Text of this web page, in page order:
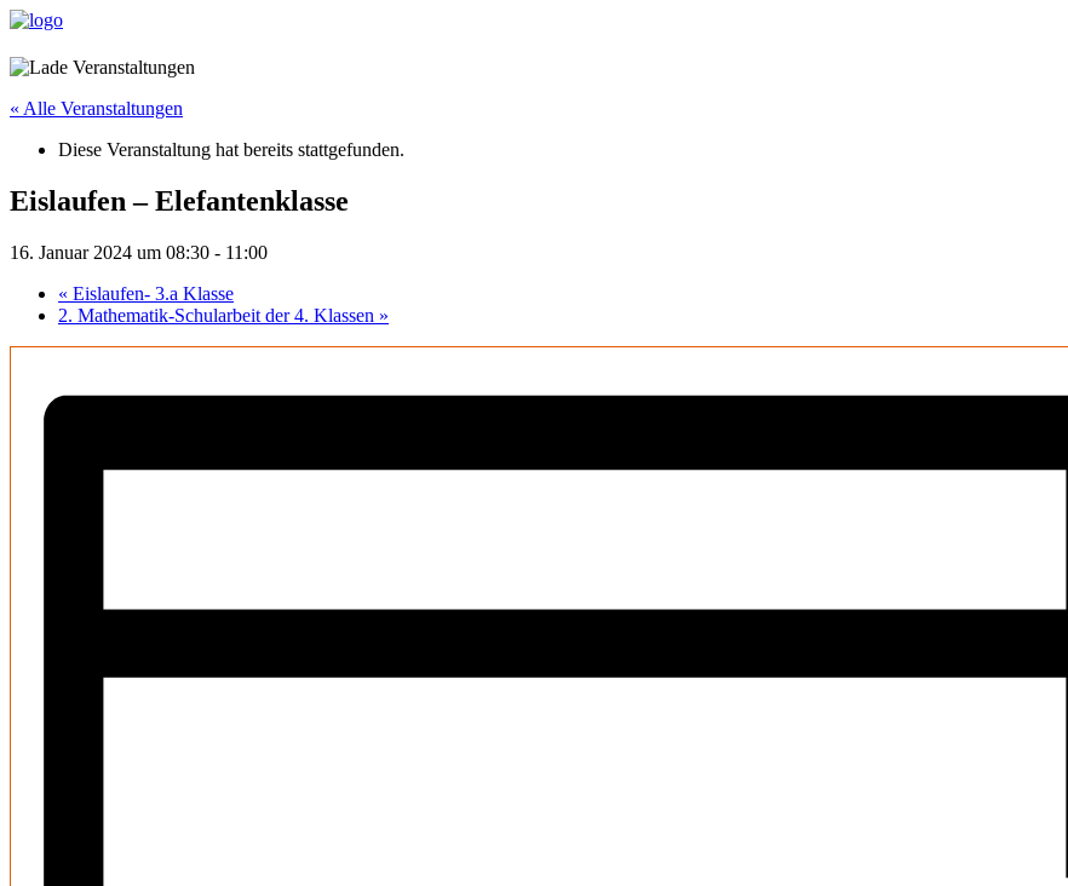
« Alle Veranstaltungen
Diese Veranstaltung hat bereits stattgefunden.
Eislaufen – Elefantenklasse
16. Januar 2024 um 08:30 - 11:00
« Eislaufen- 3.a Klasse
2. Mathematik-Schularbeit der 4. Klassen »